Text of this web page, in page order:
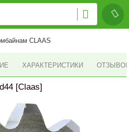
CLAAS
ХАРАКТЕРИСТИКИ ОТЗЫВОВ
[Claas]